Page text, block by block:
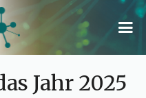
Jahr 2025